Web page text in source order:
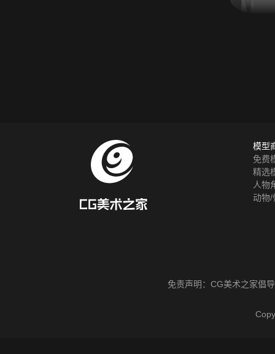
模型
免费
精选
人物
动物/
免责声明： CG美术之家倡